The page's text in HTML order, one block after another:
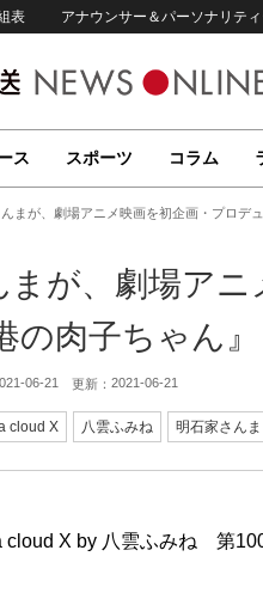
表 アナウンサー＆パーソナリテ
ス スポーツ コラム
まが、劇場アニメ映画を初企画・プロデ
まが、劇場ア
の肉子ちゃん』
06-21 更新： 2021-06-21
cloud X 八雲ふみね 明石家さんま
cloud X by 八雲ふみね 第